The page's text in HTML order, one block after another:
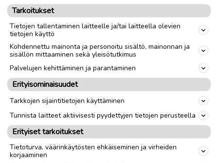
Tarkoitukset
Tietojen tallentaminen laitteelle ja/tai laitteella olevien
tietojen käyttö
Kohdennettu mainonta ja personoitu sisältö, mainonnan ja
sisällön mittaaminen sekä yleisötutkimus
Palvelujen kehittäminen ja parantaminen
Erityisominaisuudet
Tarkkojen sijaintitietojen käyttäminen
Tunnista laitteet aktiivisesti pyydettyjen tietojen perusteella
Erityiset tarkoitukset
Tietoturva, väärinkäytösten ehkäiseminen ja virheiden
korjaaminen